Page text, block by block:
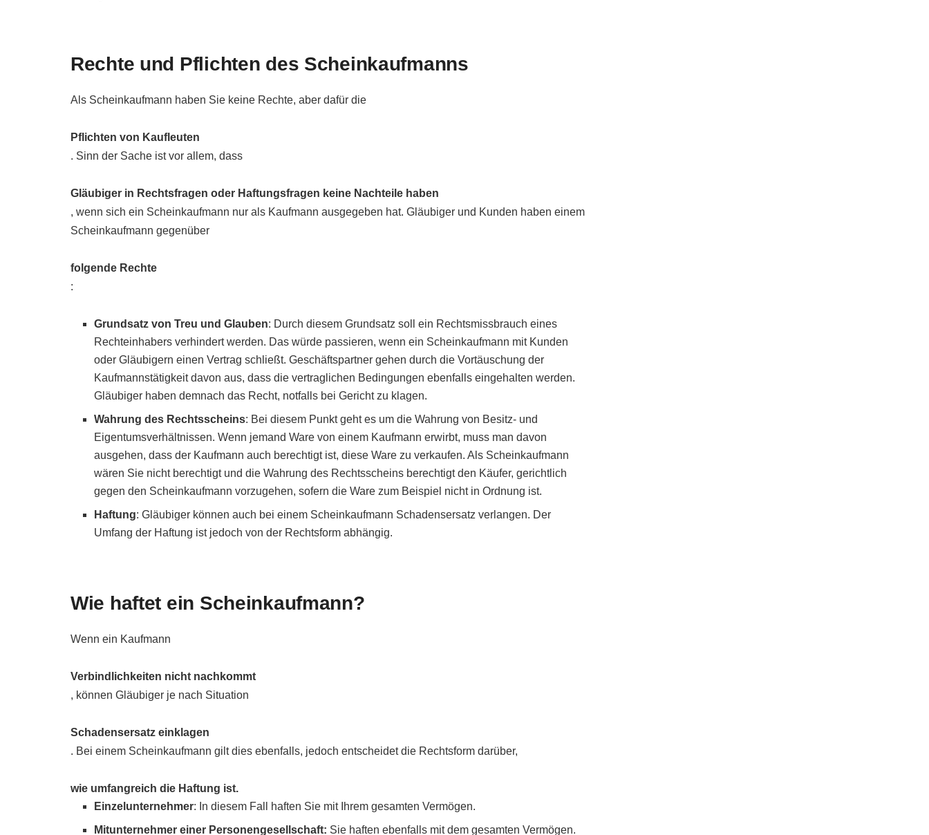
Rechte und Pflichten des Scheinkaufmanns
Als Scheinkaufmann haben Sie keine Rechte, aber dafür die
Pflichten von Kaufleuten
. Sinn der Sache ist vor allem, dass
Gläubiger in Rechtsfragen oder Haftungsfragen keine Nachteile haben
, wenn sich ein Scheinkaufmann nur als Kaufmann ausgegeben hat. Gläubiger und Kunden haben einem
Scheinkaufmann gegenüber
folgende Rechte
:
Grundsatz von Treu und Glauben: Durch diesem Grundsatz soll ein Rechtsmissbrauch eines
Rechteinhabers verhindert werden. Das würde passieren, wenn ein Scheinkaufmann mit Kunden
oder Gläubigern einen Vertrag schließt. Geschäftspartner gehen durch die Vortäuschung der
Kaufmannstätigkeit davon aus, dass die vertraglichen Bedingungen ebenfalls eingehalten werden.
Gläubiger haben demnach das Recht, notfalls bei Gericht zu klagen.
Wahrung des Rechtsscheins: Bei diesem Punkt geht es um die Wahrung von Besitz- und
Eigentumsverhältnissen. Wenn jemand Ware von einem Kaufmann erwirbt, muss man davon
ausgehen, dass der Kaufmann auch berechtigt ist, diese Ware zu verkaufen. Als Scheinkaufmann
wären Sie nicht berechtigt und die Wahrung des Rechtsscheins berechtigt den Käufer, gerichtlich
gegen den Scheinkaufmann vorzugehen, sofern die Ware zum Beispiel nicht in Ordnung ist.
Haftung: Gläubiger können auch bei einem Scheinkaufmann Schadensersatz verlangen. Der
Umfang der Haftung ist jedoch von der Rechtsform abhängig.
Wie haftet ein Scheinkaufmann?
Wenn ein Kaufmann
Verbindlichkeiten nicht nachkommt
, können Gläubiger je nach Situation
Schadensersatz einklagen
. Bei einem Scheinkaufmann gilt dies ebenfalls, jedoch entscheidet die Rechtsform darüber,
wie umfangreich die Haftung ist.
Einzelunternehmer: In diesem Fall haften Sie mit Ihrem gesamten Vermögen.
Mitunternehmer einer Personengesellschaft: Sie haften ebenfalls mit dem gesamten Vermögen.